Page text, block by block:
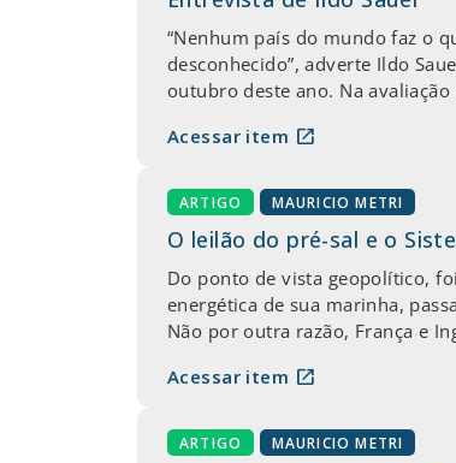
“Nenhum país do mundo faz o
desconhecido”, adverte Ildo
outubro deste ano. Na
Acessar item open_in_new
ARTIGO MAURICIO METRI
O leilão do pré-sal e o
Do ponto de vista geopolítico,
energética de sua marinha,
Não por outra razão, França e
Acessar item open_in_new
ARTIGO MAURICIO METRI